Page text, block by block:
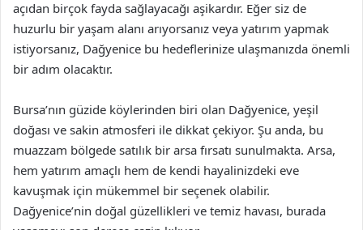
açıdan birçok fayda sağlayacağı aşikardır. Eğer siz de
huzurlu bir yaşam alanı arıyorsanız veya yatırım yapmak
istiyorsanız, Dağyenice bu hedeflerinize ulaşmanızda önemli
bir adım olacaktır.
Bursa’nın güzide köylerinden biri olan Dağyenice, yeşil
doğası ve sakin atmosferi ile dikkat çekiyor. Şu anda, bu
muazzam bölgede satılık bir arsa fırsatı sunulmakta. Arsa,
hem yatırım amaçlı hem de kendi hayalinizdeki eve
kavuşmak için mükemmel bir seçenek olabilir.
Dağyenice’nin doğal güzellikleri ve temiz havası, burada